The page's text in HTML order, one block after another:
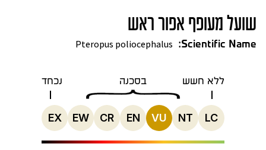
שועל מעופף אפור ראש
Scientific Name:
ללא חשש בסכנה נכחד
LC
NT
VU
EN
CR
EW
EX